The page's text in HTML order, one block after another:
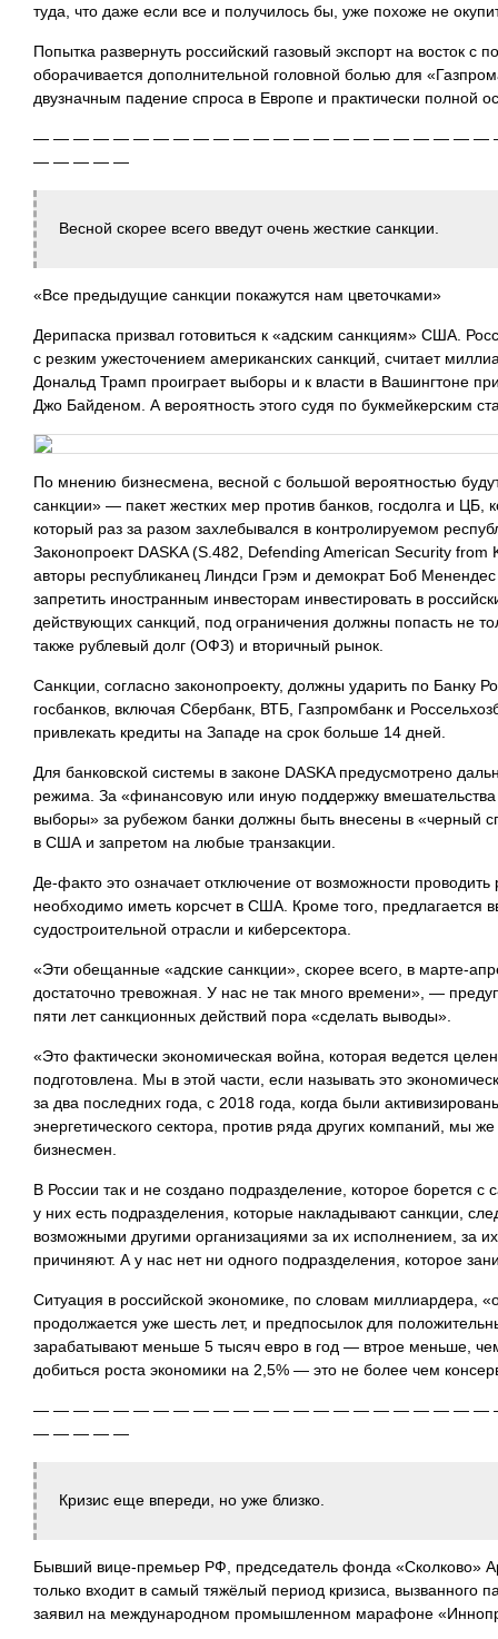
туда, что даже если все и получилось бы, уже похоже не
Попытка развернуть российский газовый экспорт на восток
оборачивается дополнительной головной болью для
двузначным падение спроса в Европе и практически полной
— — — — — — — — — — — — — — — — — — — — — —
— — — — —
Весной скорее всего введут очень жесткие санкции.
«Все предыдущие санкции покажутся нам цветочками»
Дерипаска призвал готовиться к «адским санкциям» США.
с резким ужесточением американских санкций, считает
Дональд Трамп проиграет выборы и к власти в Вашингтоне
Джо Байденом. А вероятность этого судя по букмейкерским
По мнению бизнесмена, весной c большой вероятностью
санкции» — пакет жестких мер против банков, госдолга и ЦБ,
который раз за разом захлебывался в контролируемом
Законопроект DASKA (S.482, Defending American Security
авторы республиканец Линдси Грэм и демократ Боб
запретить иностранным инвесторам инвестировать в
действующих санкций, под ограничения должны попасть не
также рублевый долг (ОФЗ) и вторичный рынок.
Санкции, согласно законопроекту, должны ударить по Банку
госбанков, включая Сбербанк, ВТБ, Газпромбанк и
привлекать кредиты на Западе на срок больше 14 дней.
Для банковской системы в законе DASKA предусмотрено
режима. За «финансовую или иную поддержку вмешательства
выборы» за рубежом банки должны быть внесены в «черный
в США и запретом на любые транзакции.
Де-факто это означает отключение от возможности
необходимо иметь корсчет в США. Кроме того, предлагается
судостроительной отрасли и киберсектора.
«Эти обещанные «адские санкции», скорее всего, в марте-
достаточно тревожная. У нас не так много времени», —
пяти лет санкционных действий пора «сделать выводы».
«Это фактически экономическая война, которая ведется
подготовлена. Мы в этой части, если называть это
за два последних года, с 2018 года, когда были
энергетического сектора, против ряда других компаний, мы
бизнесмен.
В России так и не создано подразделение, которое борется с
у них есть подразделения, которые накладывают санкции,
возможными другими организациями за их исполнением, за
причиняют. А у нас нет ни одного подразделения, которое
Ситуация в российской экономике, по словам миллиардера,
продолжается уже шесть лет, и предпосылок для
зарабатывают меньше 5 тысяч евро в год — втрое меньше,
добиться роста экономики на 2,5% — это не более чем
— — — — — — — — — — — — — — — — — — — — — —
— — — — —
Кризис еще впереди, но уже близко.
Бывший вице-премьер РФ, председатель фонда «Сколково»
только входит в самый тяжёлый период кризиса, вызванного
заявил на международном промышленном марафоне